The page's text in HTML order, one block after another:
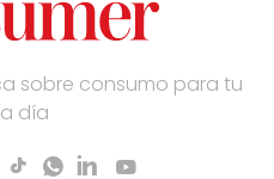
sobre consumo para tu
día